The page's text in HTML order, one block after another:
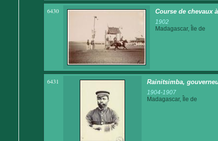
6430 Course de chevaux
1902
Madagascar, Île de
6431 Rainitsimba,
1904-1907
Madagascar, Île de